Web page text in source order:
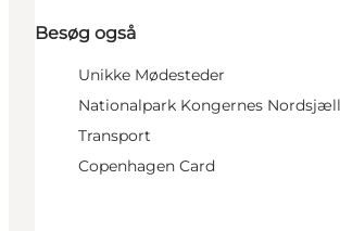
Besøg også
Unikke Mødesteder
Nationalpark Kongernes
Transport
Copenhagen Card